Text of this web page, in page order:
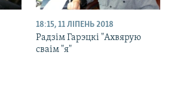
18:15, 11 ЛІПЕНЬ 2018
Радзім Гарэцкі "Ахвярую
сваім "я"